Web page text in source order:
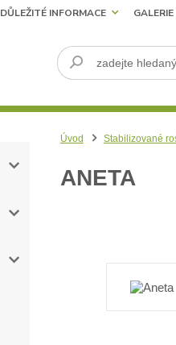
DŮLEŽITÉ INFORMACE
Úvod Stabilizované
ANETA